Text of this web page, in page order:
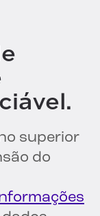
superior
do